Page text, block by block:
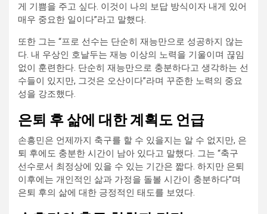
게 기쁨을 주고 싶다. 이것이 나의 보답 방식이자 내게 있어
매우 중요한 일이다”라고 말했다.
또한 그는 “프로 선수는 단순히 재능만으로 성공하지 않는
다. 내 우상인 호날두는 재능 이상의 노력을 기울이며 끊임
없이 훈련한다. 단순히 재능만으로 충분하다고 생각하는 선
수들이 있지만, 그것은 오산이다”라며 꾸준한 노력의 중요
성을 강조했다.
은퇴 후 삶에 대한 계획도 언급
손흥민은 언제까지 축구를 할 수 있을지는 알 수 없지만, 은
퇴 후에도 충분한 시간이 남아 있다고 말했다. 그는 “축구
선수로서 최정상에 있을 수 있는 기간은 짧다. 하지만 은퇴
이후에는 개인적인 삶과 가정을 돌볼 시간이 충분하다”며
은퇴 후의 삶에 대한 긍정적인 태도를 보였다.